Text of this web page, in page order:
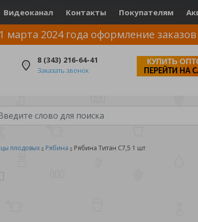
Видеоканал Контакты Покупателям
2024 года оформление
8 (343) 216-64-41
Заказать звонок
КУПИТЬ
ПЕРЕЙТИ НА
плодовых Рябина Рябина Титан С7,5 1 шт